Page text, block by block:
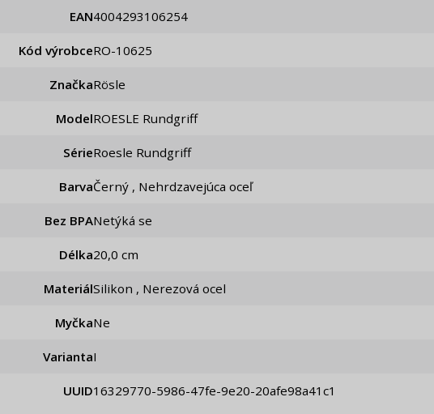
EAN 4004293106254
Kód výrobce RO-10625
Značka Rösle
Model ROESLE Rundgriff
Série Roesle Rundgriff
Barva Černý , Nehrdzavejúca oceľ
Bez BPA Netýká se
Délka 20,0 cm
Materiál Silikon , Nerezová ocel
Myčka Ne
VariantaI
UUID 16329770-5986-47fe-9e20-20afe98a41c1